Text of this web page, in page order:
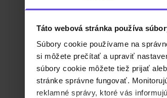
Táto webová stránka používa
Súbory cookie používame na
si môžete prečítať a upraviť
súbory cookie môžete tiež prijať
stránke správne fungovať.
reklamné správy, ktoré vás